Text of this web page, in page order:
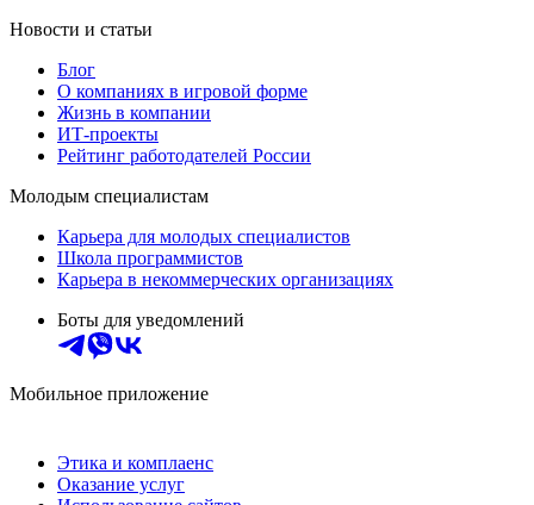
Новости и статьи
Блог
О компаниях в игровой форме
Жизнь в компании
ИТ-проекты
Рейтинг работодателей России
Молодым специалистам
Карьера для молодых специалистов
Школа программистов
Карьера в некоммерческих организациях
Боты для уведомлений
Мобильное приложение
Этика и комплаенс
Оказание услуг